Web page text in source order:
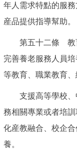
年人需求特點的服
産品提供指導幫助。
第五十二條 教育
完善養老服務人員
等教育、職業教育、
支援高等學校、
務相關專業或者培
化産教融合、校企
養。